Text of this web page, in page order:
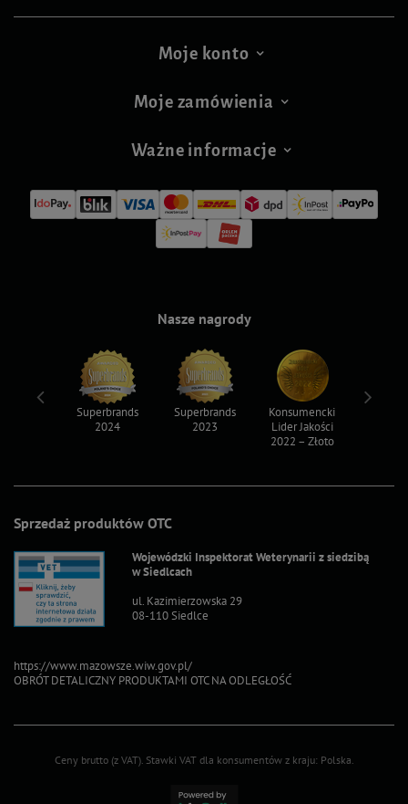
Moje konto
Moje zamówienia
Ważne informacje
Sprzedaż produktów OTC
Wojewódzki Inspektorat Weterynarii z siedzibą
w Siedlcach
ul. Kazimierzowska 29
08-110 Siedlce
https://www.mazowsze.wiw.gov.pl/
OBRÓT DETALICZNY PRODUKTAMI OTC NA ODLEGŁOŚĆ
Nasze nagrody
Superbrands
2024
Superbrands
2023
Konsumencki
Lider Jakości
2022 – Złoto
Ceny brutto (z VAT). Stawki VAT dla konsumentów z kraju: Polska